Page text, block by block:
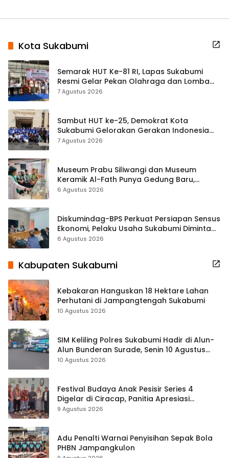
Kota Sukabumi
Semarak HUT Ke-81 RI, Lapas Sukabumi
Resmi Gelar Pekan Olahraga dan Lomba
Tradisional
7 Agustus 2026
Sambut HUT ke-25, Demokrat Kota
Sukabumi Gelorakan Gerakan Indonesia
ASRI Lewat Aksi Bersih Masjid Agung
7 Agustus 2026
Museum Prabu Siliwangi dan Museum
Keramik Al-Fath Punya Gedung Baru,
Hampir 500 Koleksi Dipisahkan
6 Agustus 2026
Diskumindag-BPS Perkuat Persiapan Sensus
Ekonomi, Pelaku Usaha Sukabumi Diminta
Terbuka Beri Data
6 Agustus 2026
Kabupaten Sukabumi
Kebakaran Hanguskan 18 Hektare Lahan
Perhutani di Jampangtengah Sukabumi
10 Agustus 2026
SIM Keliling Polres Sukabumi Hadir di Alun-
Alun Bunderan Surade, Senin 10 Agustus
2026
10 Agustus 2026
Festival Budaya Anak Pesisir Series 4
Digelar di Ciracap, Panitia Apresiasi
Dukungan Disbudpora Sukabumi
9 Agustus 2026
Adu Penalti Warnai Penyisihan Sepak Bola
PHBN Jampangkulon